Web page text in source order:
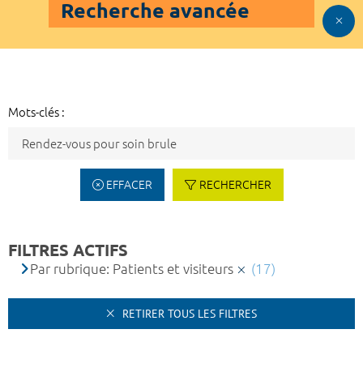
Recherche avancée
Mots-clés :
EFFACER RECHERCHER
FILTRES ACTIFS
Par rubrique: Patients et visiteurs (17)
RETIRER TOUS LES FILTRES